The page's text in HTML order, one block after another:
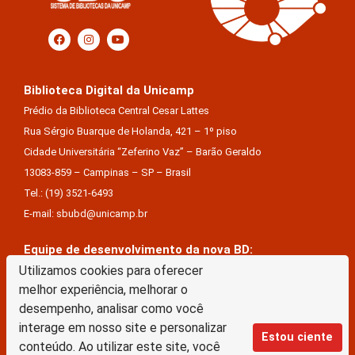
Utilizamos cookies para oferecer
melhor experiência, melhorar o
desempenho, analisar como você
interage em nosso site e personalizar
conteúdo. Ao utilizar este site, você
Estou ciente
Biblioteca Digital da Unicamp
Prédio da Biblioteca Central Cesar Lattes
Rua Sérgio Buarque de Holanda, 421 – 1º piso
Cidade Universitária “Zeferino Vaz” – Barão Geraldo
13083-859 – Campinas – SP – Brasil
Tel.: (19) 3521-6493
E-mail: sbubd@unicamp.br
Equipe de desenvolvimento da nova BD:
Keite Aparecida Duarte
Márcio Vinícius De Jesus Almeida
Saul Victor De Castro E Silva
A Biblioteca Digital da Unicamp está licenciado com uma Licença Creative Commons –